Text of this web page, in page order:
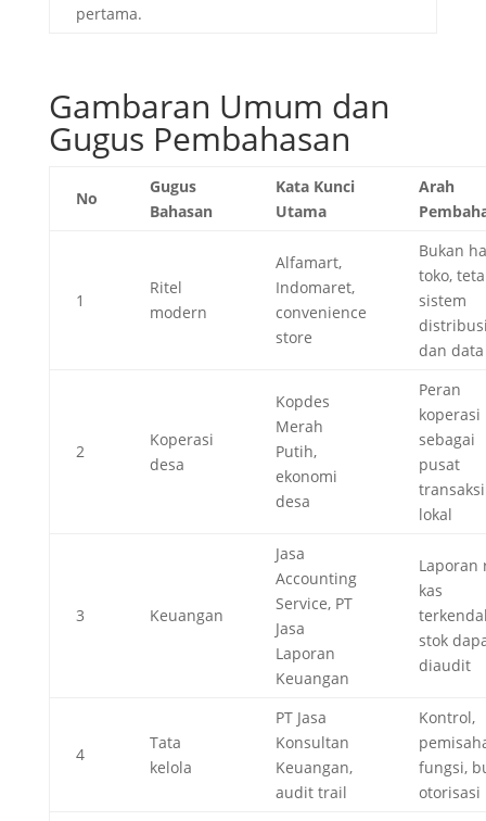
pertama.
Gambaran Umum dan
Gugus Pembahasan
No
Gugus
Bahasan
Kata Kunci
Utama
Arah
1
Ritel
modern
Alfamart,
Indomaret,
convenience
store
Bukan
toko,
sistem
dan data
2
Koperasi
desa
Kopdes
Merah
Putih,
ekonomi
desa
Peran
koperasi
sebagai
pusat
transaksi
lokal
3 Keuangan
Jasa
Accounting
Service, PT
Jasa
Laporan
Keuangan
Laporan
kas
stok
diaudit
4
Tata
kelola
PT Jasa
Konsultan
Keuangan,
audit trail
Kontrol,
fungsi,
otorisasi